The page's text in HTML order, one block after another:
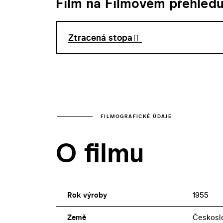
Ztracená stopa
FILMOGRAFICKÉ ÚDAJE
O filmu
Rok výroby 1955
Země